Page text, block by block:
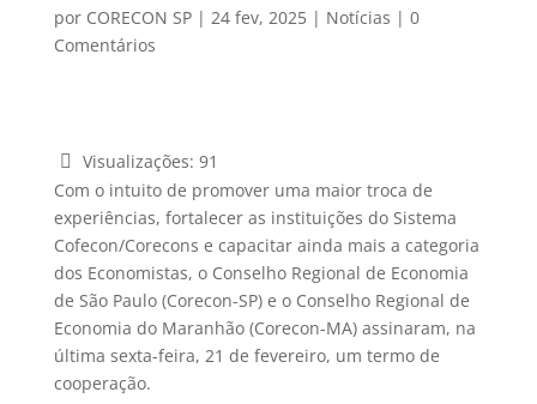
por CORECON SP| 24 fev, 2025| Notícias | 0
Comentários
Visualizações: 91
Com o intuito de promover uma maior troca de
experiências, fortalecer as instituições do Sistema
Cofecon/Corecons e capacitar ainda mais a categoria
dos Economistas, o Conselho Regional de Economia
de São Paulo (Corecon-SP) e o Conselho Regional de
Economia do Maranhão (Corecon-MA) assinaram, na
última sexta-feira, 21 de fevereiro, um termo de
cooperação.